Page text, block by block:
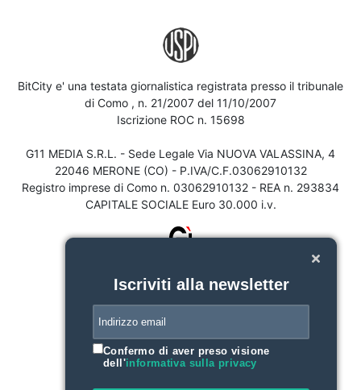
BitCity e' una testata giornalistica registrata presso il tribunale
di Como , n. 21/2007 del 11/10/2007
Iscrizione ROC n. 15698
G11 MEDIA S.R.L. - Sede Legale Via NUOVA VALASSINA, 4
22046 MERONE (CO) - P.IVA/C.F.03062910132
Registro imprese di Como n. 03062910132 - REA n. 293834
CAPITALE SOCIALE Euro 30.000 i.v.
Iscriviti alla newsletter
Confermo di aver preso visione
dell'informativa sulla privacy